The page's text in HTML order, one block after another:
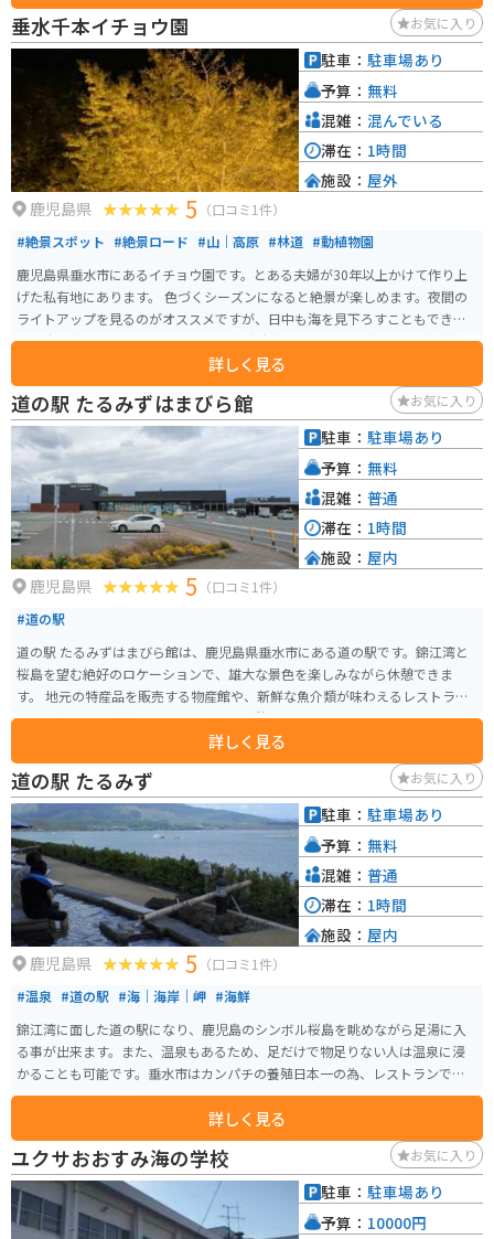
垂水千本イチョウ園 お気に入り
鹿児島県 5 （口コミ1件）
#絶景スポット #絶景ロード #山｜高原 #林道 #動植物園
鹿児島県垂水市にあるイチョウ園です。とある夫婦が30年以上かけて作り上
げた私有地にあります。 色づくシーズンになると絶景が楽しめます。夜間の
ライトアップを見るのがオススメですが、日中も海を見下ろすこともできる
ので十分楽しめます。 シーズンには臨時駐車場もできますが、かなり混雑し
詳しく見る
駐車： 駐車場あり
予算： 無料
混雑： 混んでいる
滞在： 1時間
施設： 屋外
道の駅 たるみずはまびら館 お気に入り
鹿児島県 5 （口コミ1件）
#道の駅
道の駅 たるみずはまびら館は、鹿児島県垂水市にある道の駅です。錦江湾と
桜島を望む絶好のロケーションで、雄大な景色を楽しみながら休憩できま
す。 地元の特産品を販売する物産館や、新鮮な魚介類が味わえるレストラ
ン、足湯施設などがあり、ドライブの休憩スポットとして最適です。特に、鹿
児島県産の黒豚を使った「黒豚とんかつ」や、地元で水揚げされた新鮮な魚
介類を使った海鮮丼が人気です。 バイクで訪れる場合、道の駅には広々とし
た駐車場が完備されているので安心です。周辺には、雄大な桜島を間近に見
ることができる観光スポットや、風光明媚な海岸線沿いを走るシーサイドロ
ードなど、ツーリングに最適なルートが豊富にあります。道の駅で休憩しなが
ら、鹿児島の雄大な自然を満喫してみてはいかがでしょうか。
詳しく見る
駐車： 駐車場あり
予算： 無料
混雑： 普通
滞在： 1時間
施設： 屋内
道の駅 たるみず お気に入り
鹿児島県 5 （口コミ1件）
#温泉 #道の駅 #海｜海岸｜岬 #海鮮
錦江湾に面した道の駅になり、鹿児島のシンボル桜島を眺めながら足湯に入
る事が出来ます。また、温泉もあるため、足だけで物足りない人は温泉に浸
かることも可能です。垂水市はカンパチの養殖日本一の為、レストランでは
美味しいカンパチ丼を食べる事もできます。
詳しく見る
駐車： 駐車場あり
予算： 無料
混雑： 普通
滞在： 1時間
施設： 屋内
ユクサおおすみ海の学校 お気に入り
駐車： 駐車場あり
予算： 10000円